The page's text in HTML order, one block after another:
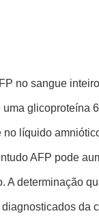
no sangue
glicoproteína
líquido
AFP pode
determinação
da